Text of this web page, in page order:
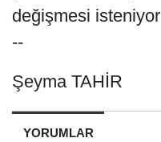
değişmesi isteniyor
--
Şeyma TAHİR
YORUMLAR